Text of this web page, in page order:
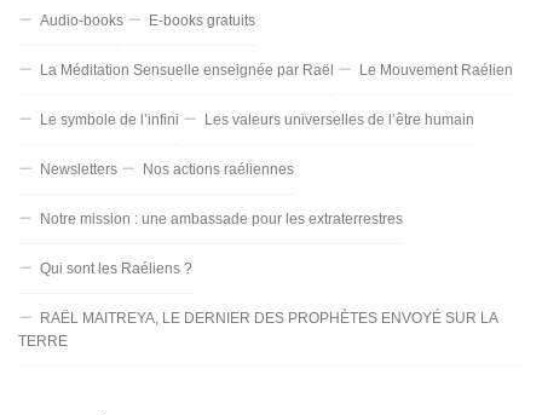
Audio-books E-books gratuits
La Méditation Sensuelle enseignée par Raël Le Mouvement Raélien
Le symbole de l’infini Les valeurs universelles de l’être humain
Newsletters Nos actions raéliennes
Notre mission : une ambassade pour les extraterrestres
Qui sont les Raéliens ?
RAËL MAITREYA, LE DERNIER DES PROPHÈTES ENVOYÉ SUR LA
TERRE